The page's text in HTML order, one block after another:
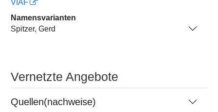
VIAF
Namensvarianten
Spitzer, Gerd
Vernetzte Angebote
Quellen(nachweise)